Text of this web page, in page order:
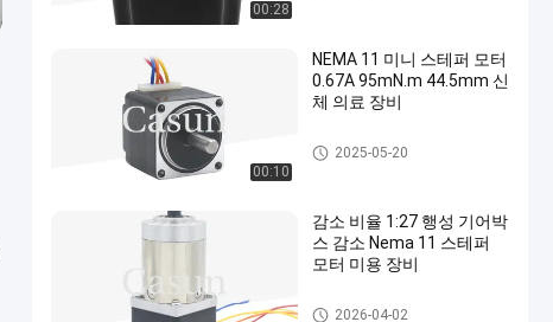
00:28
00:10
NEMA 11 미니 스테퍼 모터
0.67A 95mN.m 44.5mm 신
체 의료 장비
nema 11 스텝 모터
2025-05-20
감소 비율 1:27 행성 기어박
스 감소 Nema 11 스테퍼
모터 미용 장비
NEMA 11은 스텝 모터에 기어
2026-04-02